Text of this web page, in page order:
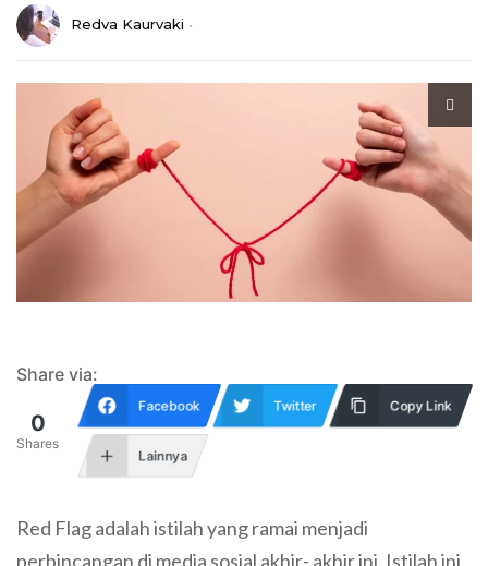
Redva Kaurvaki
Share via:
0
Shares
Facebook Twitter Copy Link
Lainnya
Red Flag adalah istilah yang ramai menjadi
perbincangan di media sosial akhir- akhir ini. Istilah ini